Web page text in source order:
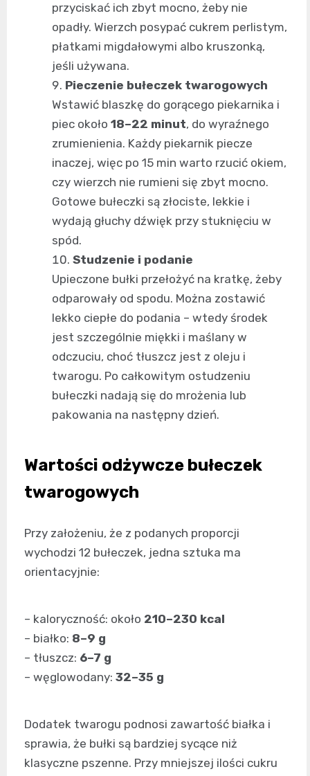
przyciskać ich zbyt mocno, żeby nie
opadły. Wierzch posypać cukrem perlistym,
płatkami migdałowymi albo kruszonką,
jeśli używana.
Pieczenie bułeczek twarogowych
Wstawić blaszkę do gorącego piekarnika i
piec około 18–22 minut, do wyraźnego
zrumienienia. Każdy piekarnik piecze
inaczej, więc po 15 min warto rzucić okiem,
czy wierzch nie rumieni się zbyt mocno.
Gotowe bułeczki są złociste, lekkie i
wydają głuchy dźwięk przy stuknięciu w
spód.
Studzenie i podanie
Upieczone bułki przełożyć na kratkę, żeby
odparowały od spodu. Można zostawić
lekko ciepłe do podania – wtedy środek
jest szczególnie miękki i maślany w
odczuciu, choć tłuszcz jest z oleju i
twarogu. Po całkowitym ostudzeniu
bułeczki nadają się do mrożenia lub
pakowania na następny dzień.
Wartości odżywcze bułeczek
twarogowych
Przy założeniu, że z podanych proporcji
wychodzi 12 bułeczek, jedna sztuka ma
orientacyjnie:
– kaloryczność: około 210–230 kcal
– białko: 8–9 g
– tłuszcz: 6–7 g
– węglowodany: 32–35 g
Dodatek twarogu podnosi zawartość białka i
sprawia, że bułki są bardziej sycące niż
klasyczne pszenne. Przy mniejszej ilości cukru